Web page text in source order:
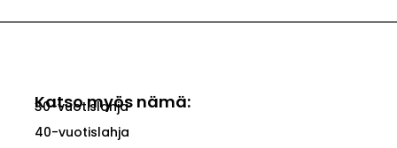
Katso myös nämä:
30-vuotislahja
40-vuotislahja